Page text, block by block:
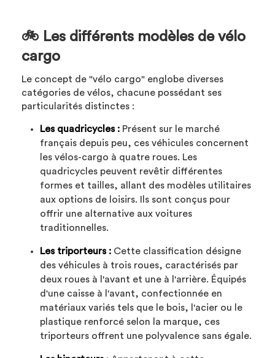
🚲 Les différents modèles de vélo
cargo
Le concept de "vélo cargo" englobe diverses
catégories de vélos, chacune possédant ses
particularités distinctes :
Les quadricycles : Présent sur le marché
français depuis peu, ces véhicules concernent
les vélos-cargo à quatre roues. Les
quadricycles peuvent revêtir différentes
formes et tailles, allant des modèles utilitaires
aux options de loisirs. Ils sont conçus pour
offrir une alternative aux voitures
traditionnelles.
Les triporteurs : Cette classification désigne
des véhicules à trois roues, caractérisés par
deux roues à l'avant et une à l'arrière. Équipés
d'une caisse à l'avant, confectionnée en
matériaux variés tels que le bois, l'acier ou le
plastique renforcé selon la marque, ces
triporteurs offrent une polyvalence sans égale.